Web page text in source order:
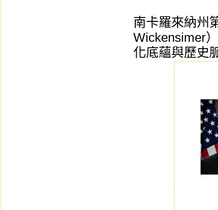
南卡羅來納州
Wickensimer
化底蘊與歷史